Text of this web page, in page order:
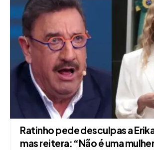
Ratinho pede desculpas a
mas reitera: “Não é uma